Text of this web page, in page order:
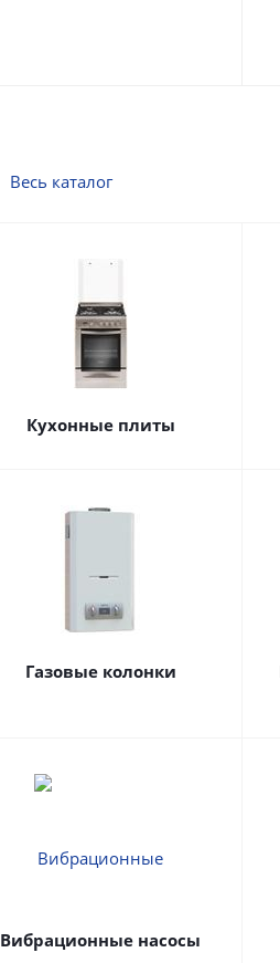
Весь каталог
Кухонные плиты
Газовые колонки
Вибрационные насосы